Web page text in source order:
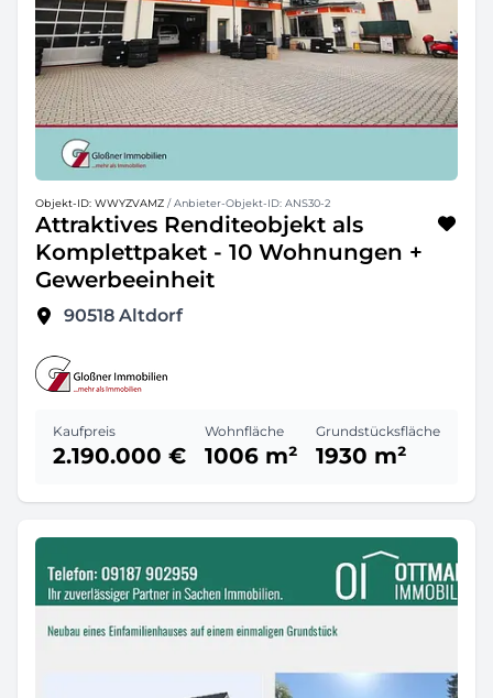
Objekt-ID: WWYZVAMZ / Anbieter-Objekt-ID: ANS30-2
Attraktives Renditeobjekt als
Komplettpaket - 10 Wohnungen +
Gewerbeeinheit
90518 Altdorf
Kaufpreis
2.190.000 €
Wohnfläche
1006 m²
Grundstücksfläche
1930 m²